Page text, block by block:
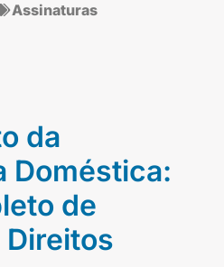
Assinaturas
da
Doméstica:
de
Direitos